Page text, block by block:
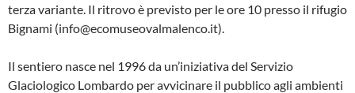
terza variante. Il ritrovo è previsto per le ore 10 presso il rifugio
Bignami (info@ecomuseovalmalenco.it).
Il sentiero nasce nel 1996 da un’iniziativa del Servizio
Glaciologico Lombardo per avvicinare il pubblico agli ambienti